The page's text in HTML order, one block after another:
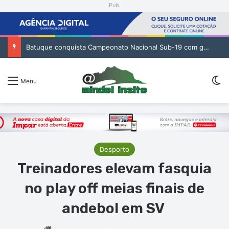
Pub.
Batuque conquista Campeonato Nacional Sub-19 com golo de Erickson no prolongamento
Menu
Desporto
Treinadores elevam fasquia
no play off meias finais de
andebol em SV